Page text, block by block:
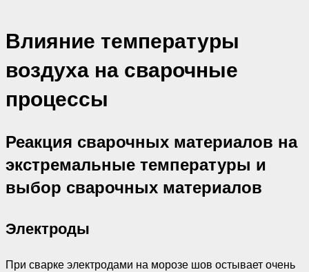
Влияние температуры
воздуха на сварочные
процессы
Реакция сварочных материалов на
экстремальные температуры и
выбор сварочных материалов
Электроды
При сварке электродами на морозе шов остывает очень